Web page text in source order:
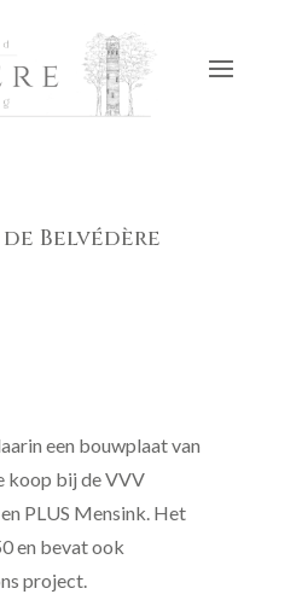
Belvédère
een bouwplaat van
koop bij de VVV
PLUS Mensink. Het
en bevat ook
project.